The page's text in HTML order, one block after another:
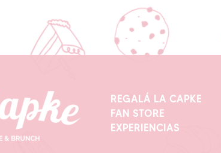
REGALÁ LA CAPKE
FAN STORE
EXPERIENCIAS